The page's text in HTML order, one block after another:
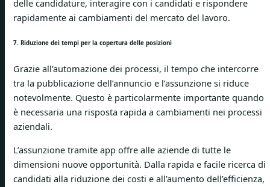
delle candidature, interagire con i candidati e rispondere
rapidamente ai cambiamenti del mercato del lavoro.
7. Riduzione dei tempi per la copertura delle posizioni
Grazie all’automazione dei processi, il tempo che intercorre
tra la pubblicazione dell’annuncio e l’assunzione si riduce
notevolmente. Questo è particolarmente importante quando
è necessaria una risposta rapida a cambiamenti nei processi
aziendali.
L’assunzione tramite app offre alle aziende di tutte le
dimensioni nuove opportunità. Dalla rapida e facile ricerca di
candidati alla riduzione dei costi e all’aumento dell’efficienza,